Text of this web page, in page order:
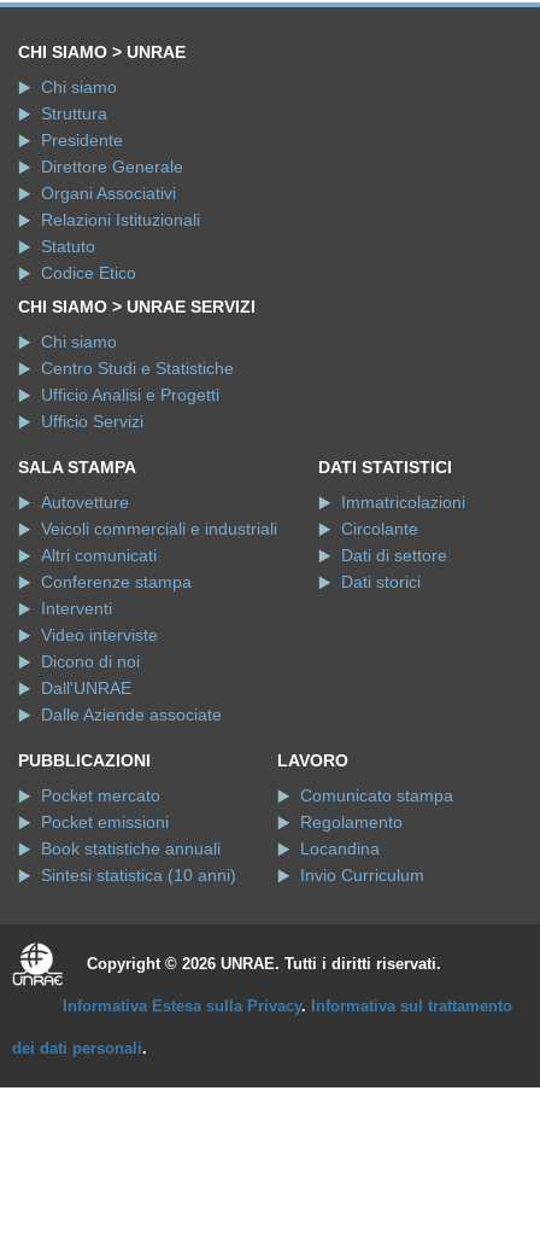
CHI SIAMO > UNRAE
Chi siamo
Struttura
Presidente
Direttore Generale
Organi Associativi
Relazioni Istituzionali
Statuto
Codice Etico
CHI SIAMO > UNRAE SERVIZI
Chi siamo
Centro Studi e Statistiche
Ufficio Analisi e Progetti
Ufficio Servizi
SALA STAMPA
Autovetture
Veicoli commerciali e industriali
Altri comunicati
Conferenze stampa
Interventi
Video interviste
Dicono di noi
Dall'UNRAE
Dalle Aziende associate
DATI STATISTICI
Immatricolazioni
Circolante
Dati di settore
Dati storici
PUBBLICAZIONI
Pocket mercato
Pocket emissioni
Book statistiche annuali
Sintesi statistica (10 anni)
LAVORO
Comunicato stampa
Regolamento
Locandina
Invio Curriculum
Copyright © 2026 UNRAE. Tutti i diritti riservati.
Informativa Estesa sulla Privacy. Informativa sul trattamento
dei dati personali.